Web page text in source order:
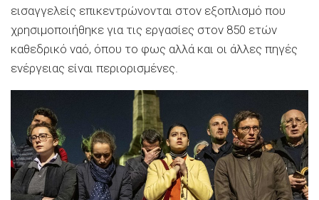
εισαγγελείς επικεντρώνονται στον εξοπλισμό που
χρησιμοποιήθηκε για τις εργασίες στον 850 ετών
καθεδρικό ναό, όπου το φως αλλά και οι άλλες πηγές
ενέργειας είναι περιορισμένες.